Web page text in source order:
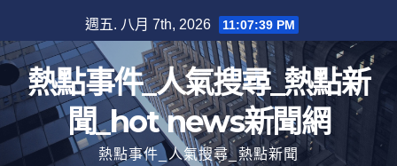
至
內
容
週五. 八月 7th, 2026 11:07:39 PM
熱點事件_人氣搜尋_熱點新
聞_hot news新聞網
熱點事件_人氣搜尋_熱點新聞